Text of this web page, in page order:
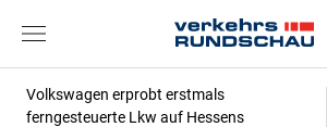
Volkswagen erprobt erstmals
ferngesteuerte Lkw auf Hessens